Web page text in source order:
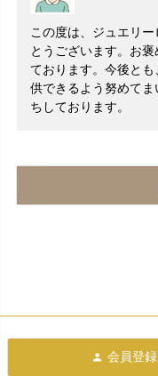
この度は、ジュエリ
とうございます。お
ております。今後と
供できるよう努めて
ちしております。
会員登